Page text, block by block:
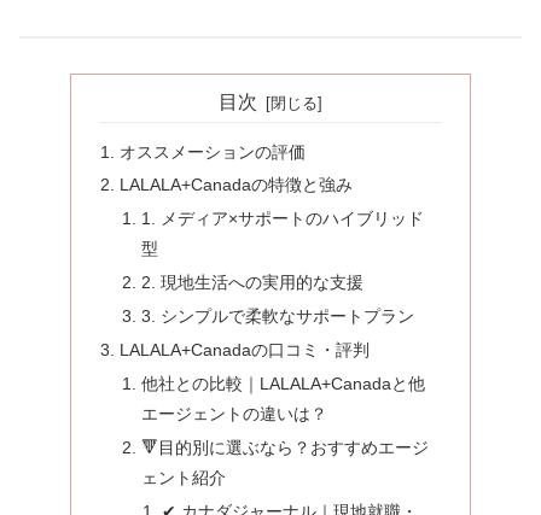
目次
オススメーションの評価
LALALA+Canadaの特徴と強み
1. メディア×サポートのハイブリッド
型
2. 現地生活への実用的な支援
3. シンプルで柔軟なサポートプラン
LALALA+Canadaの口コミ・評判
他社との比較｜LALALA+Canadaと他
エージェントの違いは？
🔻目的別に選ぶなら？おすすめエージ
ェント紹介
✔ カナダジャーナル｜現地就職・